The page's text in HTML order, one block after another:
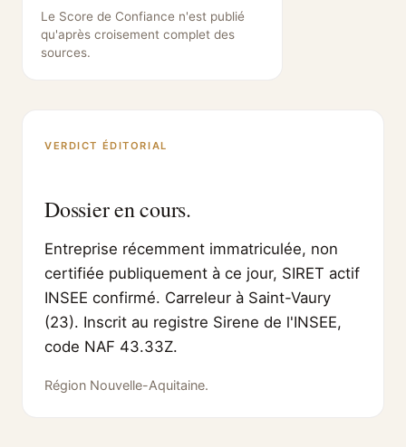
Le Score de Confiance n'est publié
qu'après croisement complet des
sources.
VERDICT ÉDITORIAL
Dossier en cours.
Entreprise récemment immatriculée, non
certifiée publiquement à ce jour, SIRET actif
INSEE confirmé. Carreleur à Saint-Vaury
(23). Inscrit au registre Sirene de l'INSEE,
code NAF 43.33Z.
Région Nouvelle-Aquitaine.